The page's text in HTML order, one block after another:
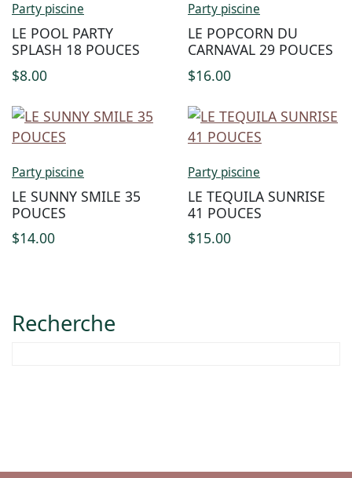
Party piscine
LE POOL PARTY
SPLASH 18 POUCES
$8.00
Party piscine
LE POPCORN DU
CARNAVAL 29 POUCES
$16.00
Party piscine
LE SUNNY SMILE 35
POUCES
$14.00
Party piscine
LE TEQUILA SUNRISE
41 POUCES
$15.00
Recherche